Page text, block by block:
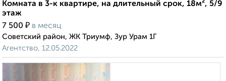
Комната в 3-к квартире, на длительный срок, 18м², 5/9
этаж
7 500 ₽ в месяц
Советский район, ЖК Триумф, Зур Урам 1Г
Агентство, 12.05.2022